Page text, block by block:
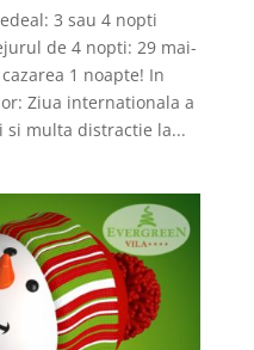
3 sau 4 nopti
de 4 nopti: 29 mai-
1 noapte! In
Ziua internationala a
si multa distractie la...